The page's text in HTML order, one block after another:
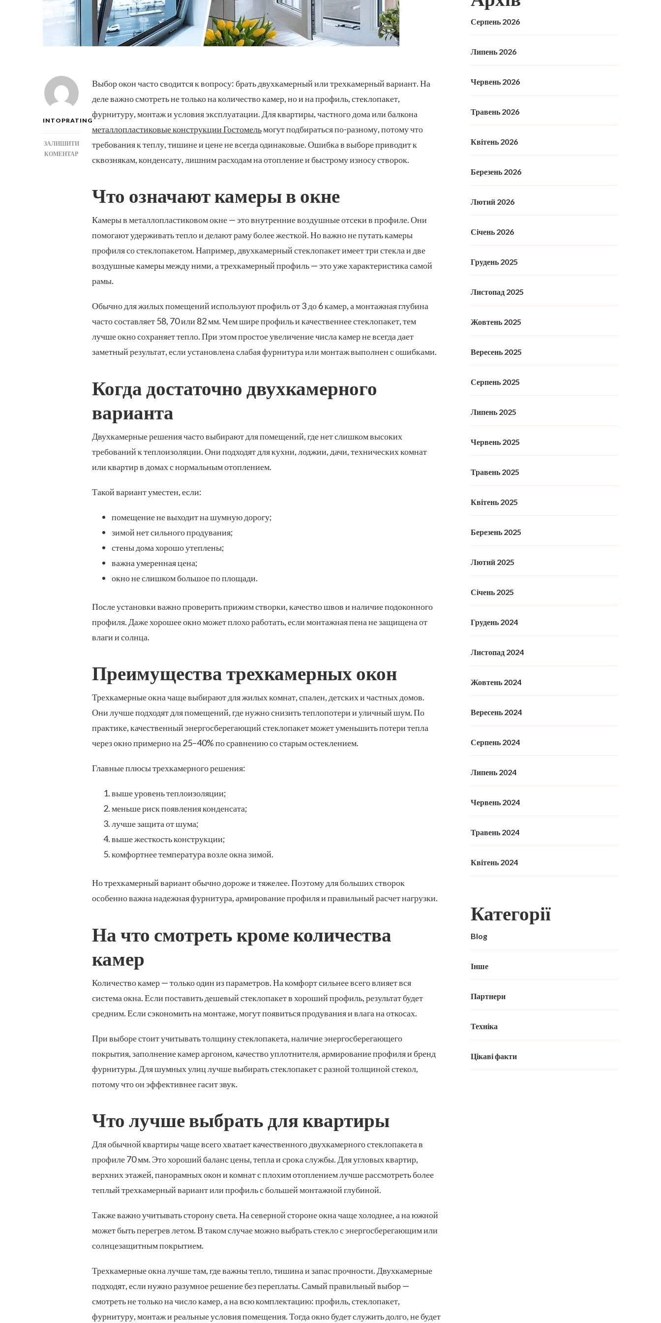
INTOPRATING
ЗАЛИШИТИ
КОМЕНТАРДО
КАКИЕ
ЛУЧШЕ:
ДВУХКАМЕРНЫЕ
ТРЕХКАМЕРНЫЕ
Выбор окон часто сводится к вопросу: брать двухкамерный или трехкамерный вариант. На
деле важно смотреть не только на количество камер, но и на профиль, стеклопакет,
фурнитуру, монтаж и условия эксплуатации. Для квартиры, частного дома или балкона
металлопластиковые конструкции Гостомельмогут подбираться по-разному, потому что
требования к теплу, тишине и цене не всегда одинаковые. Ошибка в выборе приводит к
сквознякам, конденсату, лишним расходам на отопление и быстрому износу створок.
Что означают камеры в окне
Камеры в металлопластиковом окне — это внутренние воздушные отсеки в профиле. Они
помогают удерживать тепло и делают раму более жесткой. Но важно не путать камеры
профиля со стеклопакетом. Например, двухкамерный стеклопакет имеет три стекла и две
воздушные камеры между ними, а трехкамерный профиль — это уже характеристика самой
рамы.
Обычно для жилых помещений используют профиль от 3 до 6 камер, а монтажная глубина
часто составляет 58, 70 или 82 мм. Чем шире профиль и качественнее стеклопакет, тем
лучше окно сохраняет тепло. При этом простое увеличение числа камер не всегда дает
заметный результат, если установлена слабая фурнитура или монтаж выполнен с ошибками.
Когда достаточно двухкамерного
варианта
Двухкамерные решения часто выбирают для помещений, где нет слишком высоких
требований к теплоизоляции. Они подходят для кухни, лоджии, дачи, технических комнат
или квартир в домах с нормальным отоплением.
Такой вариант уместен, если:
помещение не выходит на шумную дорогу;
зимой нет сильного продувания;
стены дома хорошо утеплены;
важна умеренная цена;
окно не слишком большое по площади.
После установки важно проверить прижим створки, качество швов и наличие подоконного
профиля. Даже хорошее окно может плохо работать, если монтажная пена не защищена от
влаги и солнца.
Преимущества трехкамерных окон
Трехкамерные окна чаще выбирают для жилых комнат, спален, детских и частных домов.
Они лучше подходят для помещений, где нужно снизить теплопотери и уличный шум. По
практике, качественный энергосберегающий стеклопакет может уменьшить потери тепла
через окно примерно на 25–40% по сравнению со старым остеклением.
Главные плюсы трехкамерного решения:
выше уровень теплоизоляции;
меньше риск появления конденсата;
лучше защита от шума;
выше жесткость конструкции;
комфортнее температура возле окна зимой.
Но трехкамерный вариант обычно дороже и тяжелее. Поэтому для больших створок
особенно важна надежная фурнитура, армирование профиля и правильный расчет нагрузки.
На что смотреть кроме количества
камер
Количество камер — только один из параметров. На комфорт сильнее всего влияет вся
система окна. Если поставить дешевый стеклопакет в хороший профиль, результат будет
средним. Если сэкономить на монтаже, могут появиться продувания и влага на откосах.
При выборе стоит учитывать толщину стеклопакета, наличие энергосберегающего
покрытия, заполнение камер аргоном, качество уплотнителя, армирование профиля и бренд
фурнитуры. Для шумных улиц лучше выбирать стеклопакет с разной толщиной стекол,
потому что он эффективнее гасит звук.
Что лучше выбрать для квартиры
Для обычной квартиры чаще всего хватает качественного двухкамерного стеклопакета в
профиле 70 мм. Это хороший баланс цены, тепла и срока службы. Для угловых квартир,
верхних этажей, панорамных окон и комнат с плохим отоплением лучше рассмотреть более
теплый трехкамерный вариант или профиль с большей монтажной глубиной.
Также важно учитывать сторону света. На северной стороне окна чаще холоднее, а на южной
может быть перегрев летом. В таком случае можно выбрать стекло с энергосберегающим или
солнцезащитным покрытием.
Трехкамерные окна лучше там, где важны тепло, тишина и запас прочности. Двухкамерные
подходят, если нужно разумное решение без переплаты. Самый правильный выбор —
смотреть не только на число камер, а на всю комплектацию: профиль, стеклопакет,
фурнитуру, монтаж и реальные условия помещения. Тогда окно будет служить долго, не будет
Серпень 2026
Липень 2026
Червень 2026
Травень 2026
Квітень 2026
Березень 2026
Лютий 2026
Січень 2026
Грудень 2025
Листопад 2025
Жовтень 2025
Вересень 2025
Серпень 2025
Липень 2025
Червень 2025
Травень 2025
Квітень 2025
Березень 2025
Лютий 2025
Січень 2025
Грудень 2024
Листопад 2024
Жовтень 2024
Вересень 2024
Серпень 2024
Липень 2024
Червень 2024
Травень 2024
Квітень 2024
Категорії
Blog
Інше
Партнери
Техніка
Цікаві факти